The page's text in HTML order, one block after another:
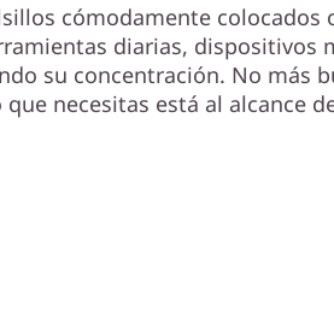
cómodamente colocados
diarias, dispositivos
su concentración. No más
necesitas está al alcance